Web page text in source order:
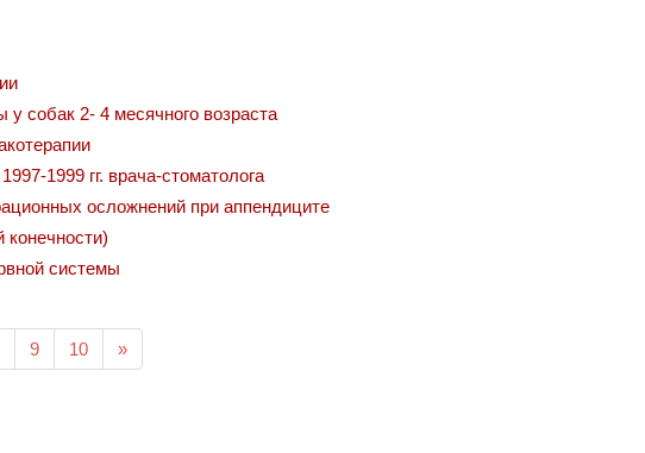
собак 2- 4 месячного возраста
1999 гг. врача-стоматолога
осложнений при аппендиците
конечности)
системы
9 10 »